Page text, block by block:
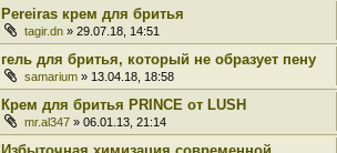
Pereiras крем для бритья
tagir.dn » 29.07.18, 14:51
гель для бритья, который не образует пену
samarium » 13.04.18, 18:58
Крем для бритья PRINCE от LUSH
mr.al347 » 06.01.13, 21:14